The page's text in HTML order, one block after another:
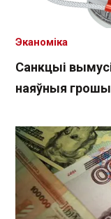
Санкцыі
наяўныя грошы
Эканоміка